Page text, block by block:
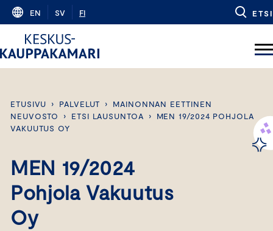
Skip
content
EN SV FI ETSI
ETUSIVU › PALVELUT ›
MAINONNAN EETTINEN
NEUVOSTO
› ETSI LAUSUNTOA ›
MEN 19/2024 POHJOLA
VAKUUTUS OY
MEN 19/2024
Pohjola Vakuutus
Oy